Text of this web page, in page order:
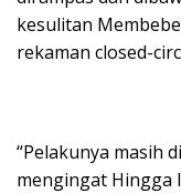
kesulitan
rekaman closed-
“Pelakunya masih
mengingat Hingga